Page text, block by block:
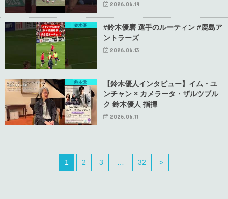
2026.06.19
鈴木優
#鈴木優磨 選手のルーティン #鹿島ア
ントラーズ
2026.06.13
鈴木優
【鈴木優人インタビュー】イム・ユ
ンチャン × カメラータ・ザルツブル
ク 鈴木優人 指揮
2026.06.11
1 2 3 32 >